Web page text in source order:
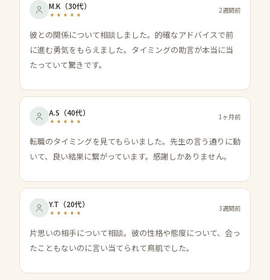
M.K （30代） 2週間前
彼との関係について相談しました。的確なアドバイスで前
に進む勇気をもらえました。タイミングの助言が本当に当
たっていて驚きです。
A.S （40代） 1ヶ月前
転職のタイミングを見てもらいました。先生の言う通りに動
いて、良い結果に繋がっています。感謝しかありません。
Y.T （20代） 3週間前
片思いの相手について相談。彼の性格や態度について、会っ
たこともないのに言い当てられて鳥肌でした。